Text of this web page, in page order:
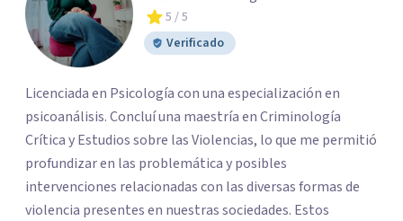
5 / 5
Verificado
Licenciada en Psicología con una especialización en
psicoanálisis. Concluí una maestría en Criminología
Crítica y Estudios sobre las Violencias, lo que me permitió
profundizar en las problemática y posibles
intervenciones relacionadas con las diversas formas de
violencia presentes en nuestras sociedades. Estos